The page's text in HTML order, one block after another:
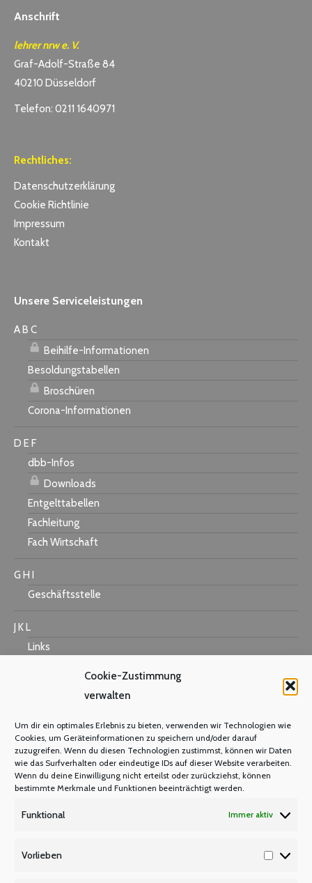
Cookie-Zustimmung
verwalten
Um dir ein optimales Erlebnis zu bieten, verwenden wir Technologien wie
Cookies, um Geräteinformationen zu speichern und/oder darauf
zuzugreifen. Wenn du diesen Technologien zustimmst, können wir Daten
wie das Surfverhalten oder eindeutige IDs auf dieser Website verarbeiten.
Wenn du deine Einwilligung nicht erteilst oder zurückziehst, können
bestimmte Merkmale und Funktionen beeinträchtigt werden.
Funktional Immer aktiv
Vorlieben
Anschrift
lehrer nrw e. V.
Graf-Adolf-Straße 84
40210 Düsseldorf
Telefon: 0211 1640971
Rechtliches:
Datenschutzerklärung
Cookie Richtlinie
Impressum
Kontakt
Unsere Serviceleistungen
A B C
Beihilfe-Informationen
Besoldungstabellen
Broschüren
Corona-Informationen
D E F
dbb-Infos
Downloads
Entgelttabellen
Fachleitung
Fach Wirtschaft
G H I
Geschäftsstelle
J K L
Links
Mastercard
Warum Mitglied werden?
Mitgliedsbeitrag
Mitglied werden